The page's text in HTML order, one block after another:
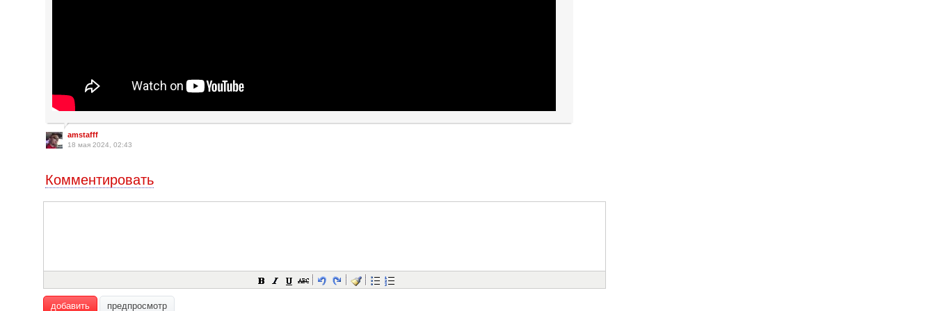
amstafff
18 мая 2024, 02:43
Комментировать
добавить предпросмотр